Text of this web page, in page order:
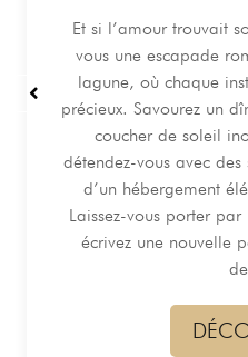
Et si l’amour trouvait
vous une escapade
lagune, où chaque
précieux. Savourez un
coucher de soleil
détendez-vous avec
d’un hébergement
Laissez-vous porter
écrivez une nouvelle